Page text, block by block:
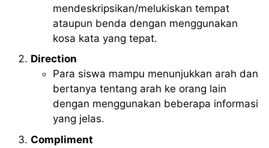
mendeskripsikan/melukiskan tempat
ataupun benda dengan menggunakan
kosa kata yang tepat.
Direction
Para siswa mampu menunjukkan arah dan
bertanya tentang arah ke orang lain
dengan menggunakan beberapa informasi
yang jelas.
Compliment